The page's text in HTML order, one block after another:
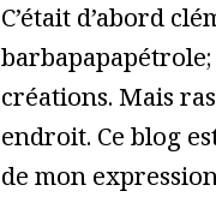
C’était d’abord
créations. Mais
endroit. Ce blog
de mon